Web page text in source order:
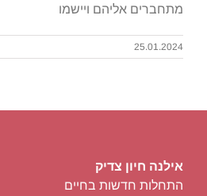
מתחברים אליהם ויישמו
25.01.2024
אילנה חיון צדיק
התחלות חדשות בחיים